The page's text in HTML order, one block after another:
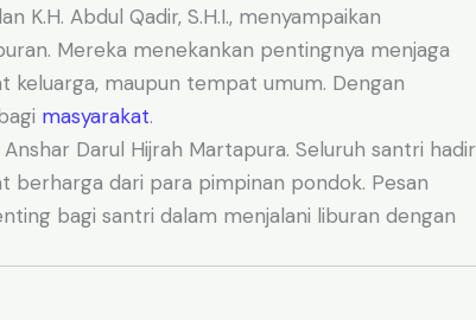
K.H. Abdul Qadir, S.H.I., menyampaikan
Mereka menekankan pentingnya menjaga
keluarga, maupun tempat umum. Dengan
masyarakat.
Darul Hijrah Martapura. Seluruh santri hadir
berharga dari para pimpinan pondok. Pesan
bagi santri dalam menjalani liburan dengan